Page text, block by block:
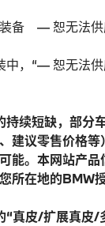
备 — 恕无法供
中，“— 恕无法
续短缺，部分
建议零售价格
能。本网站产
所在地的BMW授
“真皮/扩展真皮/